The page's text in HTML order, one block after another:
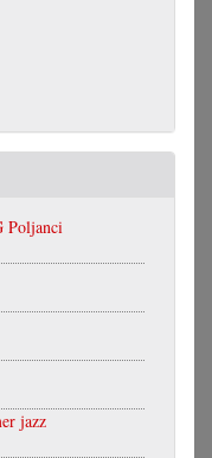
Poljanci
jazz